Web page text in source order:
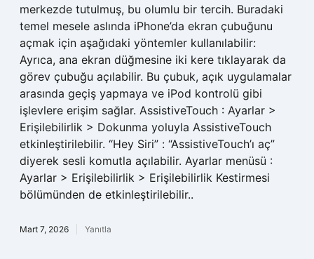
merkezde tutulmuş, bu olumlu bir tercih. Buradaki
temel mesele aslında iPhone’da ekran çubuğunu
açmak için aşağıdaki yöntemler kullanılabilir:
Ayrıca, ana ekran düğmesine iki kere tıklayarak da
görev çubuğu açılabilir. Bu çubuk, açık uygulamalar
arasında geçiş yapmaya ve iPod kontrolü gibi
işlevlere erişim sağlar. AssistiveTouch : Ayarlar >
Erişilebilirlik > Dokunma yoluyla AssistiveTouch
etkinleştirilebilir. “Hey Siri” : “AssistiveTouch’ı aç”
diyerek sesli komutla açılabilir. Ayarlar menüsü :
Ayarlar > Erişilebilirlik > Erişilebilirlik Kestirmesi
bölümünden de etkinleştirilebilir..
Mart 7, 2026 Yanıtla